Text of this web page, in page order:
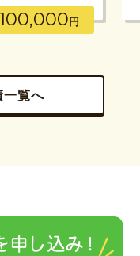
100,000円
覧へ